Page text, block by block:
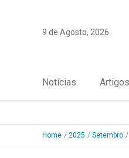
9 de Agosto, 2026
Notícias Artigos
Home 2025 Setembro